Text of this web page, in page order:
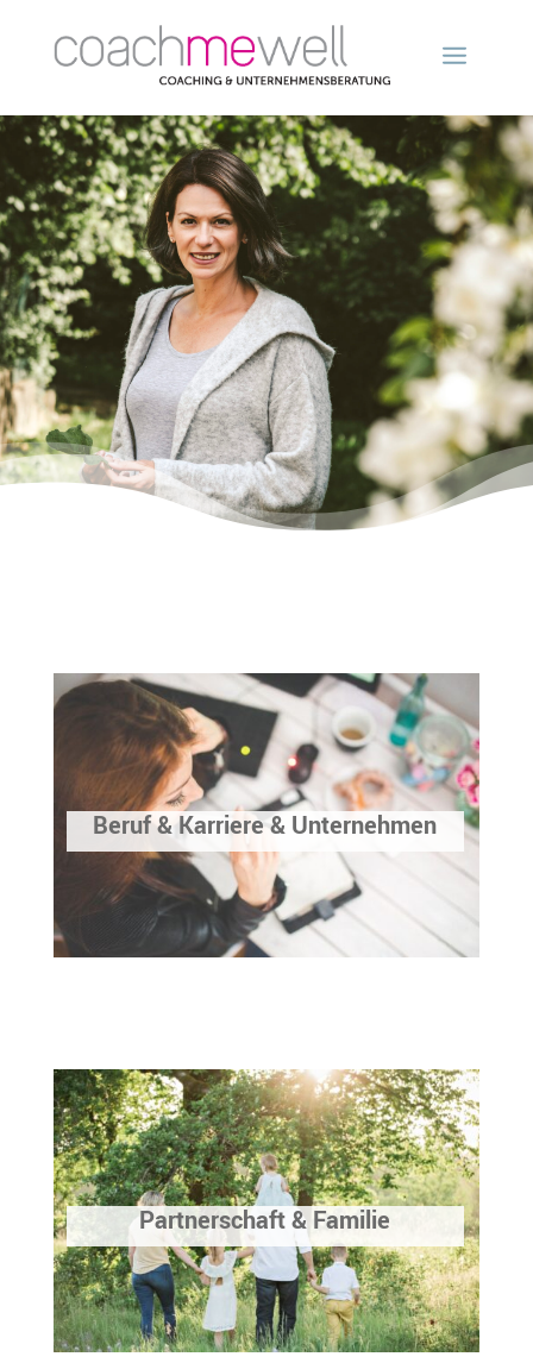
Beruf & Karriere & Unternehmen
Partnerschaft & Familie